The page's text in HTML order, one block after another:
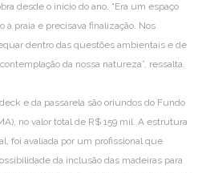
desde o início do ano. “Era um espaço
praia e precisava finalização. Nos
dentro das questões ambientais e de
da nossa natureza”, ressalta.
e da passarela são oriundos do Fundo
no valor total de R$ 159 mil. A estrutura
foi avaliada por um profissional que
da inclusão das madeiras para